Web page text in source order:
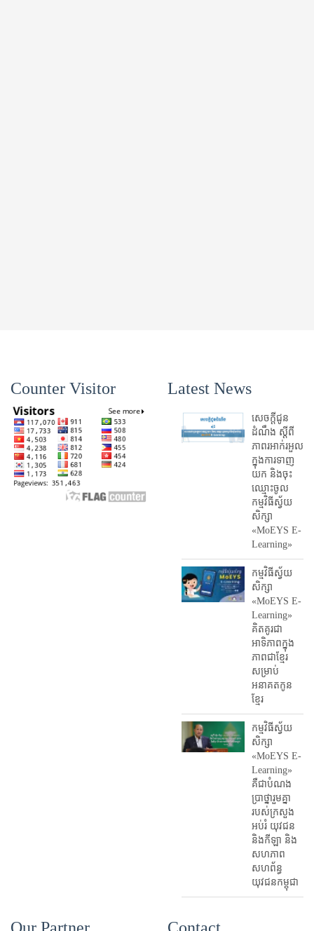
Counter Visitor Latest News
សេចក្តីជូន
ដំណឹង ស្តី​ពី
ភាព​រអាក់រអួល​
ក្នុងការ​ទាញ​
យក និង​ចុះ​
ឈ្មោះ​ចូល​
កម្មវិធី​ស្វ័យ
សិក្សា
«MoEYS E-
Learning»
កម្មវិធីស្វ័យ
សិក្សា
«MoEYS E-
Learning»
គិតគូរជា
អាទិភាពក្នុង
ភាពជាខ្មែរ
សម្រាប់
អនាគតកូន
ខ្មែរ
កម្មវិធីស្វ័យ
សិក្សា
«MoEYS E-
Learning»
គឺជាបំណង
ប្រាថ្នារួមគ្នា
របស់ក្រសួង
អប់រំ​ យុវជន
និងកីឡា និង
សហភាព
សហព័ន្ធ
យុវជនកម្ពុជា